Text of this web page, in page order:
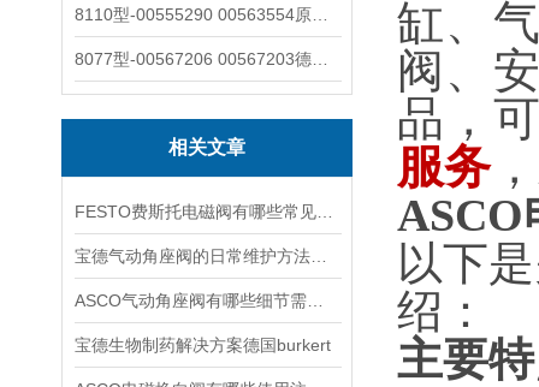
相关文章
宝德生物制药解决方案德国burkert
缸、
阀、
品，
服务
ASCO
以下
绍：
主要